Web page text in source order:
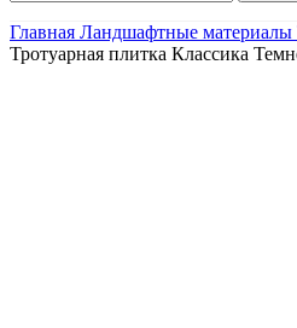
Главная Ландшафтные материалы
Тротуарная плитка Классика